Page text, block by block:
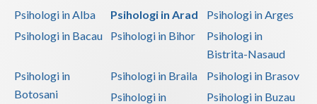
(1)
Interventie psihoterapeutica in teama de spatii... (1)
Interventie psihoterapeutica in trichotilomanie (1)
Psihologi in Alba Psihologi in Arad
Psihologi in Arges
Psihologi in Bacau
Psihologi in Bihor
Psihologi in
Bistrita-Nasaud
Psihologi in
Botosani
Psihologi in Braila
Psihologi in Brasov
Psihologi in
Psihologi in Buzau